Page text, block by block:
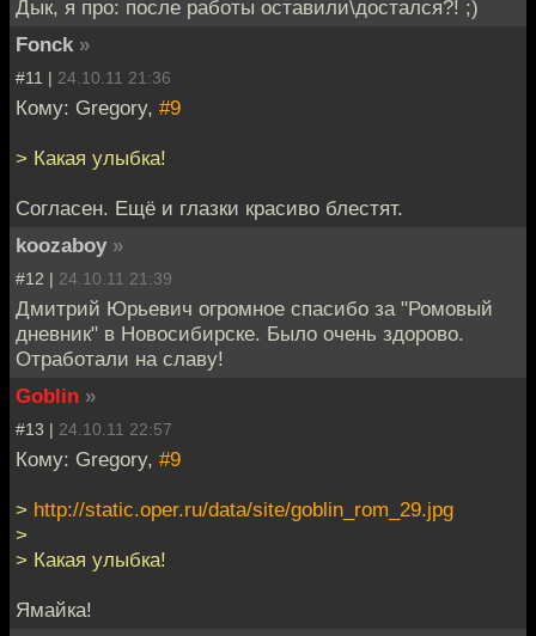
Дык, я про: после работы оставили\достался?! ;)
Fonck »
#11 | 24.10.11 21:36
Кому: Gregory, #9
> Какая улыбка!
Согласен. Ещё и глазки красиво блестят.
koozaboy »
#12 | 24.10.11 21:39
Дмитрий Юрьевич огромное спасибо за "Ромовый
дневник" в Новосибирске. Было очень здорово.
Отработали на славу!
Goblin »
#13 | 24.10.11 22:57
Кому: Gregory, #9
> http://static.oper.ru/data/site/goblin_rom_29.jpg
>
> Какая улыбка!
Ямайка!